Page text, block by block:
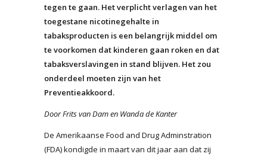
tegen te gaan. Het verplicht verlagen van het
toegestane nicotinegehalte in
tabaksproducten is een belangrijk middel om
te voorkomen dat kinderen gaan roken en dat
tabaksverslavingen in stand blijven. Het zou
onderdeel moeten zijn van het
Preventieakkoord.
Door Frits van Dam en Wanda de Kanter
De Amerikaanse Food and Drug Adminstration
(FDA) kondigde in maart van dit jaar aan dat zij